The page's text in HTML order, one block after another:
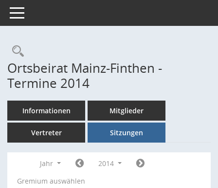
Toggle navigation
Rechercheauswahl
Ortsbeirat Mainz-Finthen -
Termine 2014
Informationen Mitglieder
Vertreter Sitzungen
Jahr
2014
Gremium auswählen